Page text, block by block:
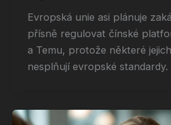
Evropská unie asi plánuje
přísně regulovat čínské
a Temu, protože některé
nesplňují evropské standardy.